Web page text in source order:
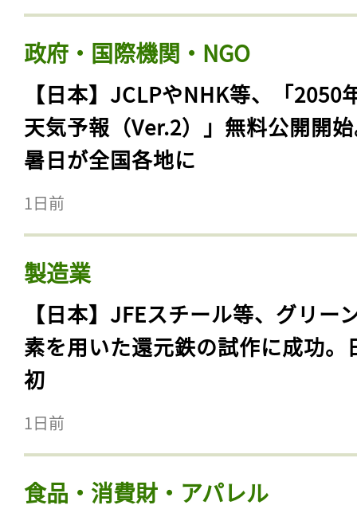
政府・国際機関・NGO
【日本】JCLPやNHK等、「2050
天気予報（Ver.2）」無料公開開
暑日が全国各地に
1日前
製造業
【日本】JFEスチール等、グリー
素を用いた還元鉄の試作に成功。
初
1日前
食品・消費財・アパレル